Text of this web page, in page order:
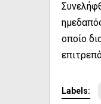
οποίο
Labels: